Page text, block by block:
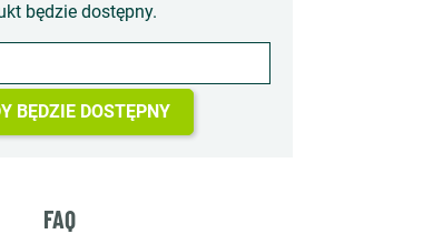
będzie dostępny.
BĘDZIE DOSTĘPNY
FAQ